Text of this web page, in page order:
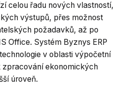
celou řadu nových vlastností,
výstupů, přes možnost
požadavků, až po
Office. Systém Byznys ERP
v oblasti výpočetní
ekonomických
úroveň.